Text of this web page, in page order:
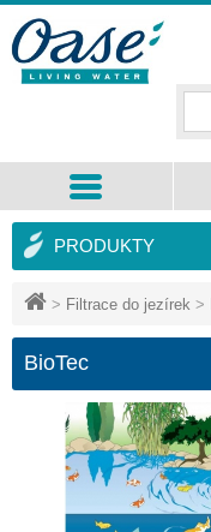
> Filtrace do jezírek >
BioTec
PRODUKTY